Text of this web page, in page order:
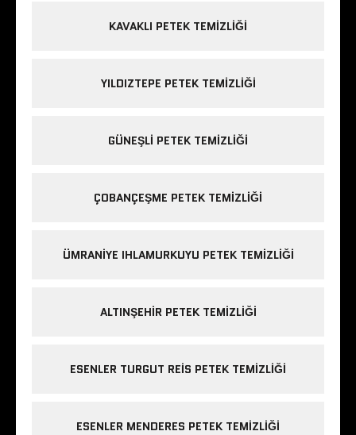
KAVAKLI PETEK TEMIZLIĞI
YILDIZTEPE PETEK TEMIZLIĞI
GÜNEŞLI PETEK TEMIZLIĞI
ÇOBANÇEŞME PETEK TEMIZLIĞI
ÜMRANIYE IHLAMURKUYU PETEK TEMIZLIĞI
ALTINŞEHIR PETEK TEMIZLIĞI
ESENLER TURGUT REIS PETEK TEMIZLIĞI
ESENLER MENDERES PETEK TEMIZLIĞI